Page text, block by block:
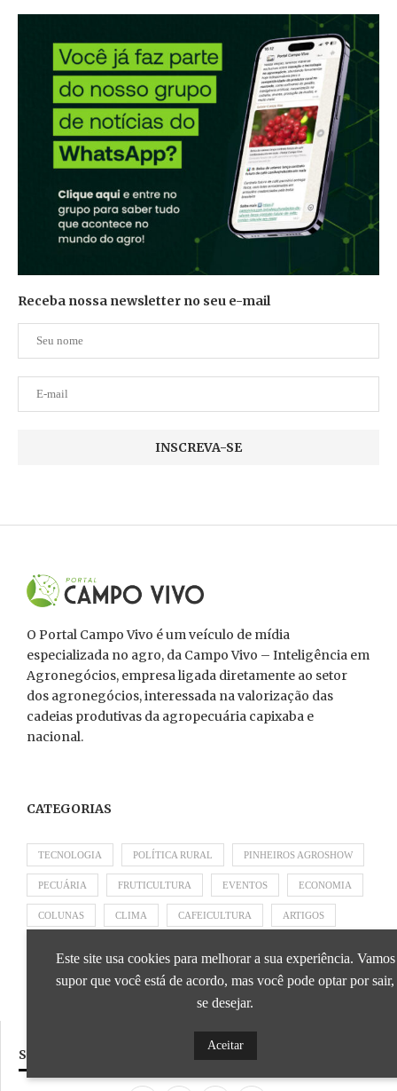
Receba nossa newsletter no seu e-mail
O Portal Campo Vivo é um veículo de mídia
especializada no agro, da Campo Vivo – Inteligência em
Agronegócios, empresa ligada diretamente ao setor
dos agronegócios, interessada na valorização das
cadeias produtivas da agropecuária capixaba e
nacional.
CATEGORIAS
TECNOLOGIA POLÍTICA RURAL PINHEIROS AGROSHOW
PECUÁRIA FRUTICULTURA EVENTOS ECONOMIA
COLUNAS CLIMA CAFEICULTURA ARTIGOS
APRESENTADO POR BRAPEX
SIGA NOSSAS REDES SOCIAIS
Este site usa cookies para melhorar a sua experiência. Vamos
supor que você está de acordo, mas você pode optar por sair,
se desejar.
Aceitar